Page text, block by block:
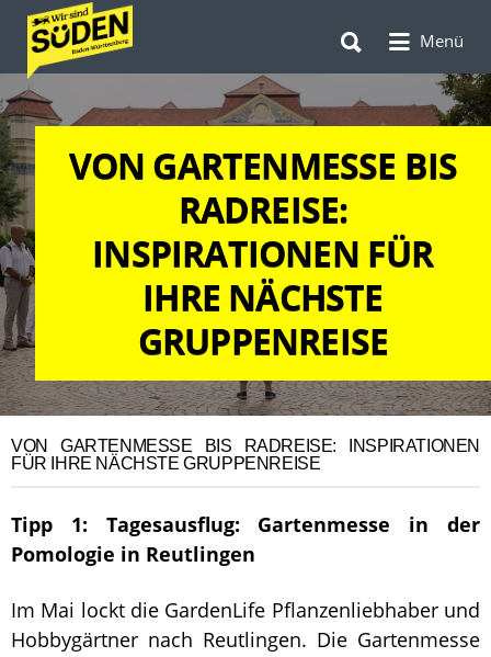
Suchen
nach:
Menü
Suchen
nach:
VON GARTENMESSE BIS
RADREISE:
INSPIRATIONEN FÜR
IHRE NÄCHSTE
GRUPPENREISE
VON GARTENMESSE BIS RADREISE: INSPIRATIONEN
FÜR IHRE NÄCHSTE GRUPPENREISE
Tipp 1: Tagesausflug: Gartenmesse in der
Pomologie in Reutlingen
Im Mai lockt die GardenLife Pflanzenliebhaber und
Hobbygärtner nach Reutlingen. Die Gartenmesse